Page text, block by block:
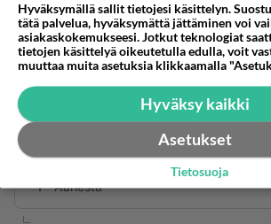
Anonyymi
2024-03-14 13:47:31
Miksi Rönkä hakeutuu huonosti
miesten tuttavuuteen?
https://
Äänestä
Hyväksymällä sallit tietojesi käsittelyn.
tätä palvelua, hyväksymättä jättäminen voi
asiakaskokemukseesi. Jotkut teknologiat
tietojen käsittelyä oikeutetulla edulla, voit
muuttaa muita asetuksia klikkaamalla
Hyväksy kaikki
Asetukset
Tietosuoja